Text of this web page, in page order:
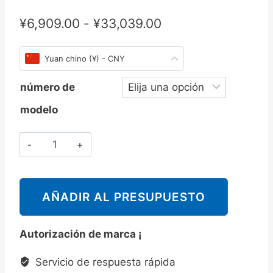
¥6,909.00 - ¥33,039.00
Yuan chino (¥) - CNY
número de
modelo
Cantidad
斯
Sarco
BSA6T
AÑADIR AL PRESUPUESTO
Autorización de marca ¡
Servicio de respuesta rápida